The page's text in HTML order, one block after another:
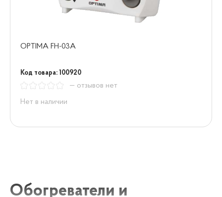
OPTIMA FH-03A
Код товара: 100920
— отзывов нет
Нет в наличии
Обогреватели и